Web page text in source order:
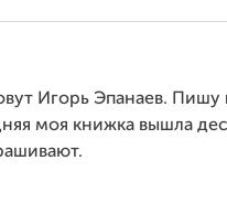
Игорь Эпанаев. Пишу
моя книжка вышла